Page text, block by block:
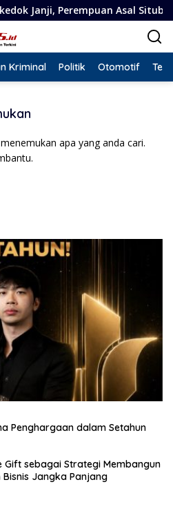
Asal Situbondo Resmi
Kriminal Politik Otomotif
apa yang anda cari.
Penghargaan dalam Setahun
Gift sebagai Strategi Membangun
Bisnis Jangka Panjang